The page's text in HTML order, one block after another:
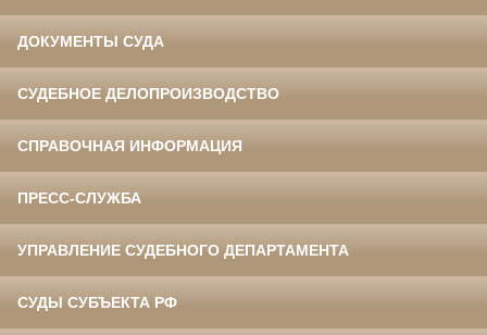
ДОКУМЕНТЫ СУДА
СУДЕБНОЕ ДЕЛОПРОИЗВОДСТВО
СПРАВОЧНАЯ ИНФОРМАЦИЯ
ПРЕСС-СЛУЖБА
УПРАВЛЕНИЕ СУДЕБНОГО ДЕПАРТАМЕНТА
СУДЫ СУБЪЕКТА РФ